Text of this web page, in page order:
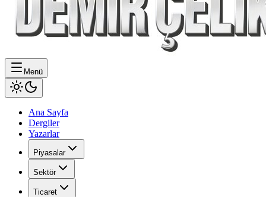
Menü
Ana Sayfa
Dergiler
Yazarlar
Piyasalar
Sektör
Ticaret